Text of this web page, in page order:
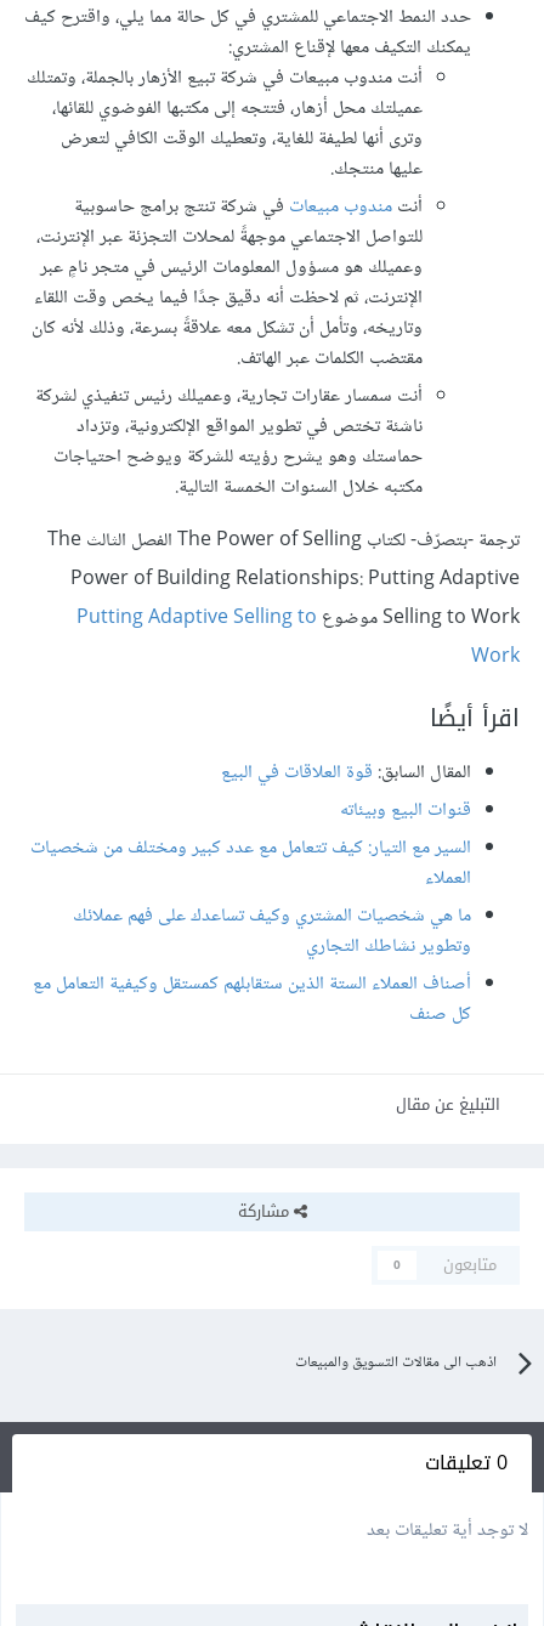
حدد النمط الاجتماعي للمشتري في كل حالة مما يلي، واقترح كيف
يمكنك التكيف معها لإقناع المشتري:
أنت مندوب مبيعات في شركة تبيع الأزهار بالجملة، وتمتلك
عميلتك محل أزهار، فتتجه إلى مكتبها الفوضوي للقائها،
وترى أنها لطيفة للغاية، وتعطيك الوقت الكافي لتعرض
عليها منتجك.
أنتمندوب مبيعات في شركة تنتج برامج حاسوبية
للتواصل الاجتماعي موجهةً لمحلات التجزئة عبر الإنترنت،
وعميلك هو مسؤول المعلومات الرئيس في متجر نامٍ عبر
الإنترنت، ثم لاحظت أنه دقيق جدًا فيما يخص وقت اللقاء
وتاريخه، وتأمل أن تشكل معه علاقةً بسرعة، وذلك لأنه كان
مقتضب الكلمات عبر الهاتف.
أنت سمسار عقارات تجارية، وعميلك رئيس تنفيذي لشركة
ناشئة تختص في تطوير المواقع الإلكترونية، وتزداد
حماستك وهو يشرح رؤيته للشركة ويوضح احتياجات
مكتبه خلال السنوات الخمسة التالية.
ترجمة -بتصرّف- لكتاب The Power of Selling الفصل الثالث The
Power of Building Relationships: Putting Adaptive
Selling to Work موضوع
Putting Adaptive Selling to
Work
اقرأ أيضًا
المقال السابق: قوة العلاقات في البيع
قنوات البيع وبيئاته
السير مع التيار: كيف تتعامل مع عدد كبير ومختلف من شخصيات
العملاء
ما هي شخصيات المشتري وكيف تساعدك على فهم عملائك
وتطوير نشاطك التجاري
أصناف العملاء الستة الذين ستقابلهم كمستقل وكيفية التعامل مع
كل صنف
التبليغ عن مقال
مشاركة
متابعون
0
اذهب الى مقالات التسويق والمبيعات
0 تعليقات
لا توجد أية تعليقات بعد